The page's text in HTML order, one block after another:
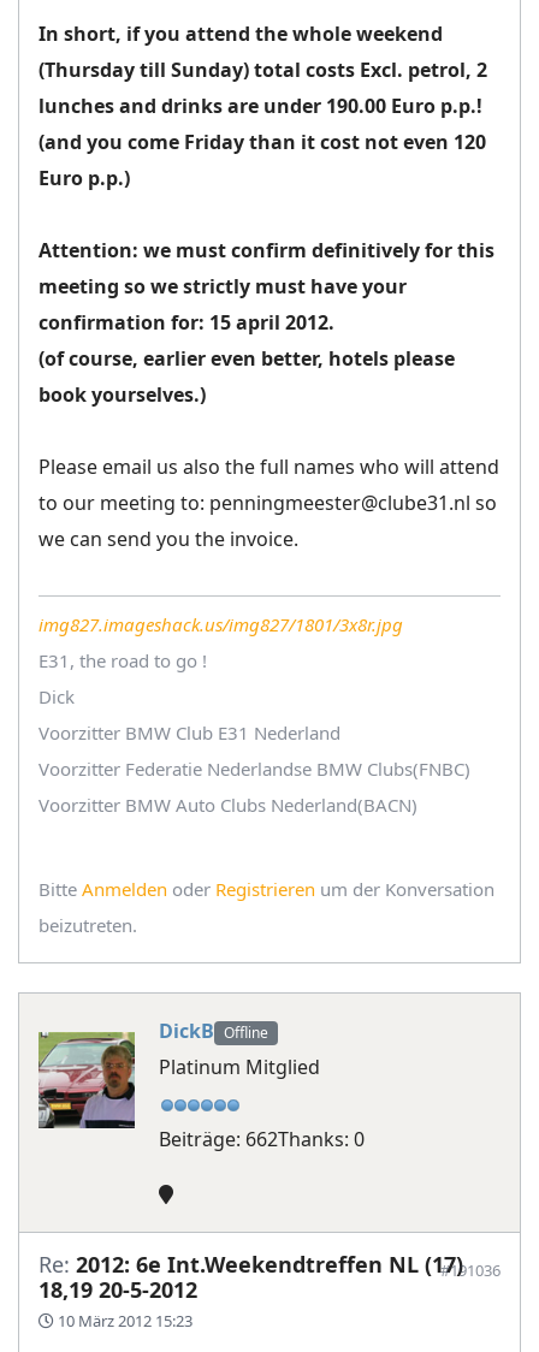
In short, if you attend the whole weekend
(Thursday till Sunday) total costs Excl. petrol, 2
lunches and drinks are under 190.00 Euro p.p.!
(and you come Friday than it cost not even 120
Euro p.p.)
Attention: we must confirm definitively for this
meeting so we strictly must have your
confirmation for: 15 april 2012.
(of course, earlier even better, hotels please
book yourselves.)
Please email us also the full names who will attend
to our meeting to: penningmeester@clube31.nl so
we can send you the invoice.
img827.imageshack.us/img827/1801/3x8r.jpg
E31, the road to go !
Dick
Voorzitter BMW Club E31 Nederland
Voorzitter Federatie Nederlandse BMW Clubs(FNBC)
Voorzitter BMW Auto Clubs Nederland(BACN)
Bitte Anmelden oder Registrieren um der Konversation
beizutreten.
DickB Offline
Platinum Mitglied
Beiträge: 662Thanks: 0
Re: 2012: 6e Int.Weekendtreffen NL (17)
18,19 20-5-2012
10 März 2012 15:23
#191036